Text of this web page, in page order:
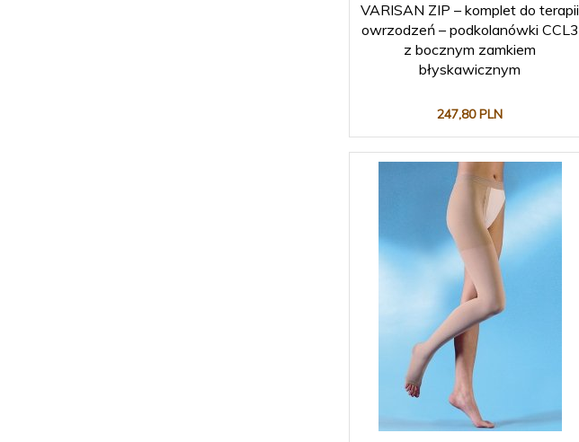
VARISAN ZIP – komplet do terapii
owrzodzeń – podkolanówki CCL3
z bocznym zamkiem
błyskawicznym
247,80 PLN